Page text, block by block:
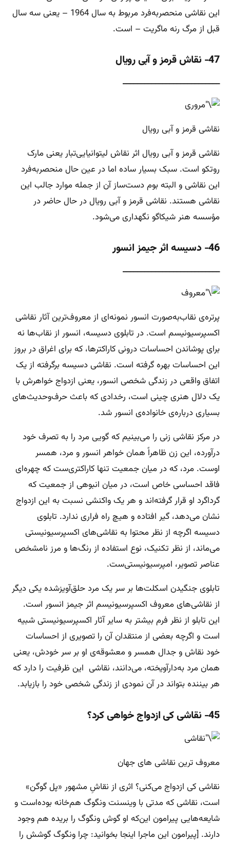
این نقاشی منحصربه‌فرد مربوط به سال 1964 – یعنی سه سال
قبل از مرگ رنه ماگریت – است.
47- نقاش قرمز و آبی رویال
___________________________
نقاشی قرمز و آبی رویال
نقاشی قرمز و آبی رویال اثر نقاش لیتوانیایی‌تبار یعنی مارک
روتکو است. سبک بسیار ساده اما در عین حال منحصربه‌فرد
این نقاشی و البته بوم دست‌ساز آن از جمله موارد جالب این
نقاشی هستند. نقاشی قرمز و آبی رویال در حال حاضر در
مؤسسه هنر شیکاگو نگهداری می‌شود.
46- دسیسه اثر جیمز انسور
___________________________
پرتره‌ی نقاب‌به‌صورت انسور نمونه‌ای از معروف‌ترین آثار نقاشی
اکسپرسیونیسم است. در تابلوی دسیسه، انسور از نقاب‌ها نه
برای پوشاندن احساسات درونی کاراکترها، که برای اغراق در بروز
این احساسات بهره گرفته است. نقاشی دسیسه برگرفته از یک
اتفاق واقعی در زندگی شخصی انسور، یعنی ازدواج خواهرش با
یک دلال هنری چینی است، رخدادی که باعث حرف‌وحدیث‌های
بسیاری درباره‌ی خانواده‌ی انسور شد.
در مرکز نقاشی زنی را می‌بینیم که گویی مرد را به تصرف خود
درآورده، این زن ظاهراً همان خواهر انسور و مرد، همسر
اوست. مرد، که در میان جمعیت تنها کاراکتری‌ست که چهره‌ای
فاقد احساسی خاص است، در میان انبوهی از جمعیت که
گرداگرد او قرار گرفته‌اند و هر یک واکنشی نسبت به این ازدواج
نشان می‌دهد، گیر افتاده و هیچ راه فراری ندارد. تابلوی
دسیسه اگرچه از نظر محتوا به نقاشی‌های اکسپرسیونیستی
می‌ماند، از نظر تکنیک، نوع استفاده از رنگ‌ها و مرز نامشخص
عناصر تصویر، امپرسیونیستی‌ست.
تابلوی جنگیدن اسکلت‌ها بر سر یک مرد حلق‌آویزشده یکی دیگر
از نقاشی‌های معروف اکسپرسیونیسم اثر جیمز انسور است.
این تابلو از نظر فرم بیشتر به سایر آثار اکسپرسیونیستی شبیه
است و اگرچه بعضی از منتقدان آن را تصویری از احساسات
خود نقاش و جدال همسر و معشوقه‌ی او بر سر خودش، یعنی
همان مرد به‌دارآویخته، می‌دانند، نقاشی این ظرفیت را دارد که
هر بیننده بتواند در آن نمودی از زندگی شخصی خود را بازیابد.
45- نقاشی کی ازدواج خواهی کرد؟
معروف ترین نقاشی های جهان
نقاشی کی ازدواج می‌کنی؟ اثری از نقاشِ مشهور «پل گوگن»
است، نقاشی که مدتی با وینسنت ونگوگ هم‌خانه بوده‌است و
شایعه‌هایی پیرامون این‌که او گوش ونگوگ را بریده هم وجود
دارند. [پیرامون این ماجرا اینجا بخوانید: چرا ونگوگ گوشش را